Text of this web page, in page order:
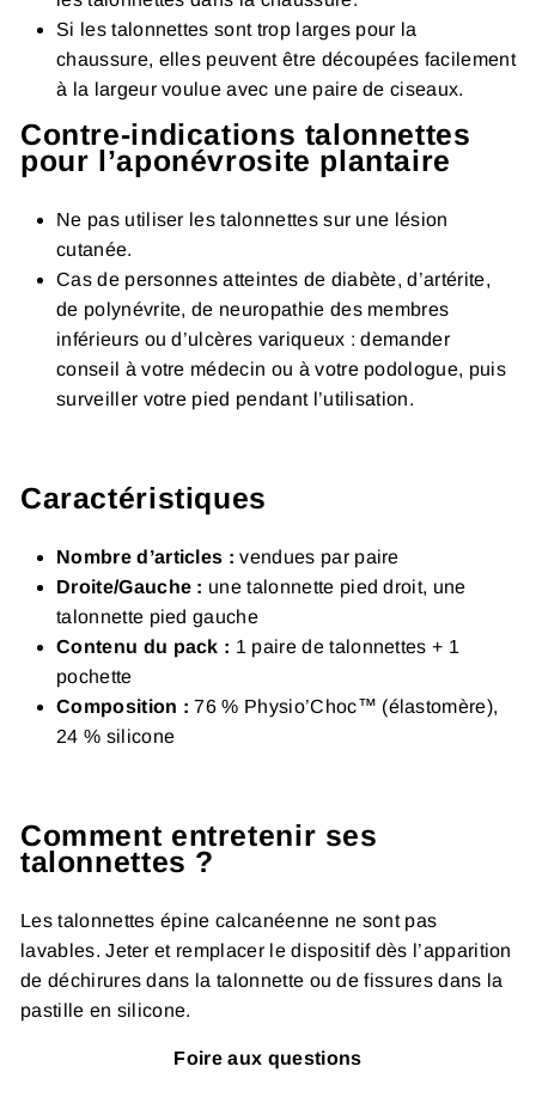
Si les talonnettes sont trop larges pour la
chaussure, elles peuvent être découpées facilement
à la largeur voulue avec une paire de ciseaux.
Contre-indications talonnettes
pour l’aponévrosite plantaire
Ne pas utiliser les talonnettes sur une lésion
cutanée.
Cas de personnes atteintes de diabète, d’artérite,
de polynévrite, de neuropathie des membres
inférieurs ou d’ulcères variqueux : demander
conseil à votre médecin ou à votre podologue, puis
surveiller votre pied pendant l’utilisation.
Caractéristiques
Nombre d’articles : vendues par paire
Droite/Gauche : une talonnette pied droit, une
talonnette pied gauche
Contenu du pack : 1 paire de talonnettes + 1
pochette
Composition : 76 % Physio’Choc™ (élastomère),
24 % silicone
Comment entretenir ses
talonnettes ?
Les talonnettes épine calcanéenne ne sont pas
lavables. Jeter et remplacer le dispositif dès l’apparition
de déchirures dans la talonnette ou de fissures dans la
pastille en silicone.
Foire aux questions